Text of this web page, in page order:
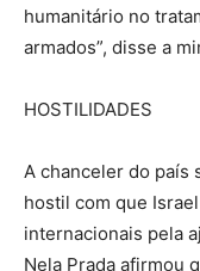
humanitário no
armados”, disse a
HOSTILIDADES
A chanceler do país
hostil com que
internacionais pela
Nela Prada afirmou